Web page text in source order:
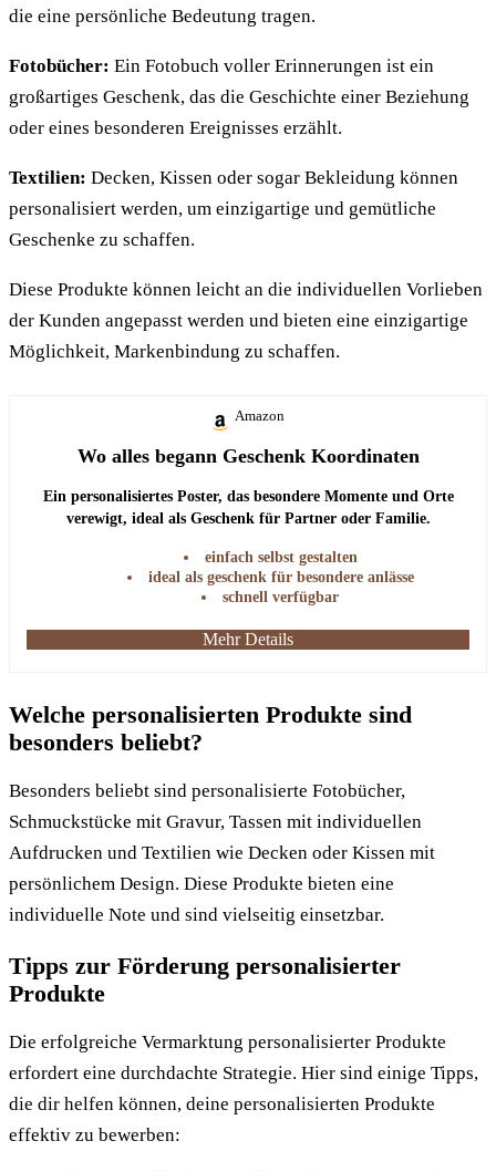
die eine persönliche Bedeutung tragen.
Fotobücher: Ein Fotobuch voller Erinnerungen ist ein
großartiges Geschenk, das die Geschichte einer Beziehung
oder eines besonderen Ereignisses erzählt.
Textilien: Decken, Kissen oder sogar Bekleidung können
personalisiert werden, um einzigartige und gemütliche
Geschenke zu schaffen.
Diese Produkte können leicht an die individuellen Vorlieben
der Kunden angepasst werden und bieten eine einzigartige
Möglichkeit, Markenbindung zu schaffen.
Amazon
Wo alles begann Geschenk Koordinaten
Ein personalisiertes Poster, das besondere Momente und Orte
verewigt, ideal als Geschenk für Partner oder Familie.
einfach selbst gestalten
ideal als geschenk für besondere anlässe
schnell verfügbar
Mehr Details
Welche personalisierten Produkte sind
besonders beliebt?
Besonders beliebt sind personalisierte Fotobücher,
Schmuckstücke mit Gravur, Tassen mit individuellen
Aufdrucken und Textilien wie Decken oder Kissen mit
persönlichem Design. Diese Produkte bieten eine
individuelle Note und sind vielseitig einsetzbar.
Tipps zur Förderung personalisierter
Produkte
Die erfolgreiche Vermarktung personalisierter Produkte
erfordert eine durchdachte Strategie. Hier sind einige Tipps,
die dir helfen können, deine personalisierten Produkte
effektiv zu bewerben: